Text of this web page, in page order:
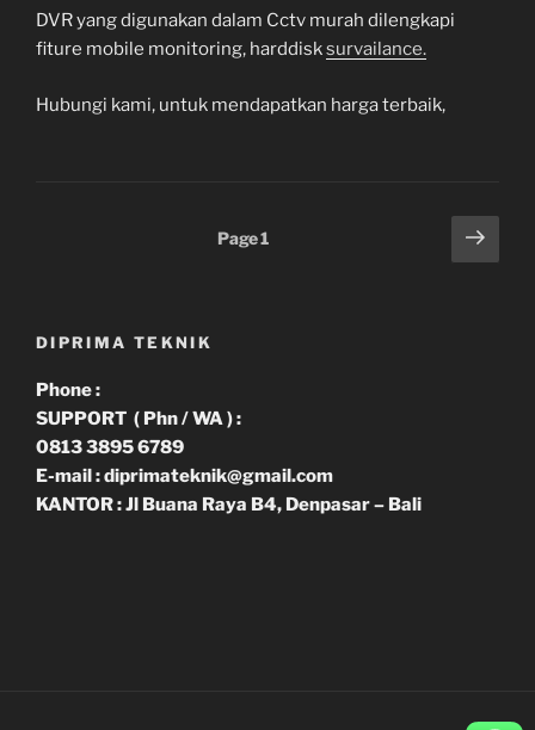
DVR yang digunakan dalam Cctv murah dilengkapi
fiture mobile monitoring, harddisksurvailance.
Hubungi kami, untuk mendapatkan harga terbaik,
Page1
Next
page
DIPRIMA TEKNIK
Phone :
SUPPORT ( Phn / WA ) :
0813 3895 6789
E-mail : diprimateknik@gmail.com
KANTOR : Jl Buana Raya B4, Denpasar – Bali